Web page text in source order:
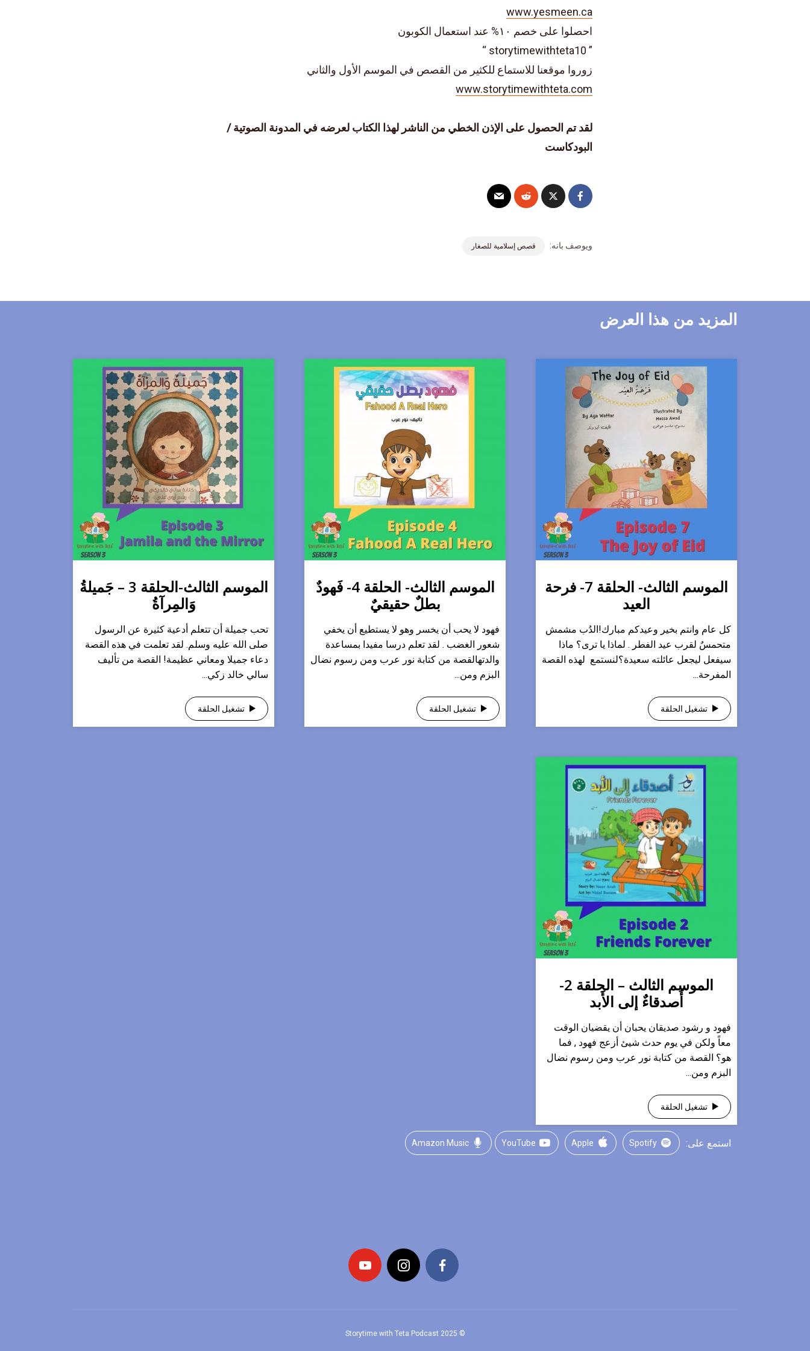
www.yesmeen.ca
احصلوا على خصم ١٠% عند استعمال الكوبون
” storytimewithteta10 “
زوروا موقعنا للاستماع للكثير من القصص في الموسم الأول والثاني
www.storytimewithteta.com
لقد تم الحصول على الإذن الخطي من الناشر لهذا الكتاب لعرضه في المدونة الصوتية /
البودكاست
ويوصف بانه: قصص إسلامية للصغار
المزيد من هذا العرض
الموسم الثالث- الحلقة 7- فرحة
العيد
كل عام وانتم بخير وعيدكم مبارك!الدُب مشمش
متحمسٌ لقرب عيد الفطر . لماذا يا ترى؟ ماذا
سيفعل ليجعل عائلته سعيدة؟لنستمع لهذه القصة
المفرحة...
تشغيل الحلقة
الموسم الثالث- الحلقة 4- فَهودٌ
بطلٌ حقيقيٌ
فهود لا يحب أن يخسر وهو لا يستطيع أن يخفي
شعور الغضب . لقد تعلم درسا مفيدا بمساعدة
والدتهالقصة من كتابة نور عرب ومن رسوم نضال
البزم ومن...
تشغيل الحلقة
الموسم الثالث-الحلقة 3 – جَميلةُ
وَالمِرآةُ
تحب جميلة أن تتعلم أدعية كثيرة عن الرسول
صلى الله عليه وسلم. لقد تعلمت في هذه القصة
دعاء جميلا ومعاني عظيمة! القصة من تأليف
سالي خالد زكي...
تشغيل الحلقة
الموسم الثالث – الحلقة 2-
أَصدقاءٌ إلى الأَبد
فهود و رشود صديقان يحبان أن يقضيان الوقت
معاً ولكن في يوم حدث شيئ أزعج فهود , فما
هو؟ القصة من كتابة نور عرب ومن رسوم نضال
البزم ومن...
تشغيل الحلقة
استمع على: Spotify
Apple
YouTube
Amazon Music
© 2025 Storytime with Teta Podcast